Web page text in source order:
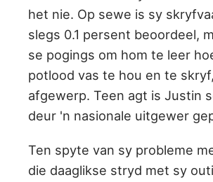
het nie. Op sewe is sy
slegs 0.1 persent beoordeel,
se pogings om hom te leer
potlood vas te hou en te
afgewerp. Teen agt is Justin
deur 'n nasionale uitgewer
Ten spyte van sy probleme
die daaglikse stryd met sy